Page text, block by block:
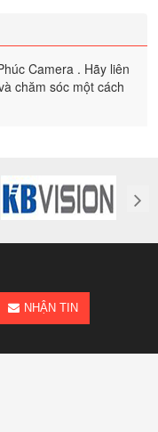
Camera . Hãy liên
chăm sóc một cách
NHẬN TIN